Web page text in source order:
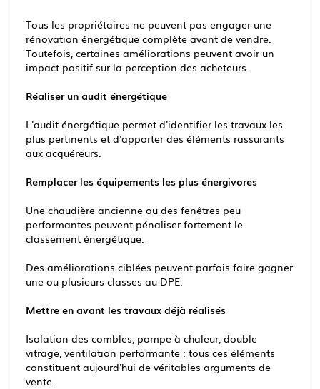
Tous les propriétaires ne peuvent pas engager une
rénovation énergétique complète avant de vendre.
Toutefois, certaines améliorations peuvent avoir un
impact positif sur la perception des acheteurs.
Réaliser un audit énergétique
L'audit énergétique permet d'identifier les travaux les
plus pertinents et d'apporter des éléments rassurants
aux acquéreurs.
Remplacer les équipements les plus énergivores
Une chaudière ancienne ou des fenêtres peu
performantes peuvent pénaliser fortement le
classement énergétique.
Des améliorations ciblées peuvent parfois faire gagner
une ou plusieurs classes au DPE.
Mettre en avant les travaux déjà réalisés
Isolation des combles, pompe à chaleur, double
vitrage, ventilation performante : tous ces éléments
constituent aujourd'hui de véritables arguments de
vente.